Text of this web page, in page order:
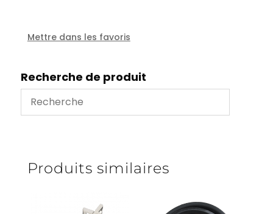
5000
Mettre dans les favoris
Recherche de produit
Produits similaires